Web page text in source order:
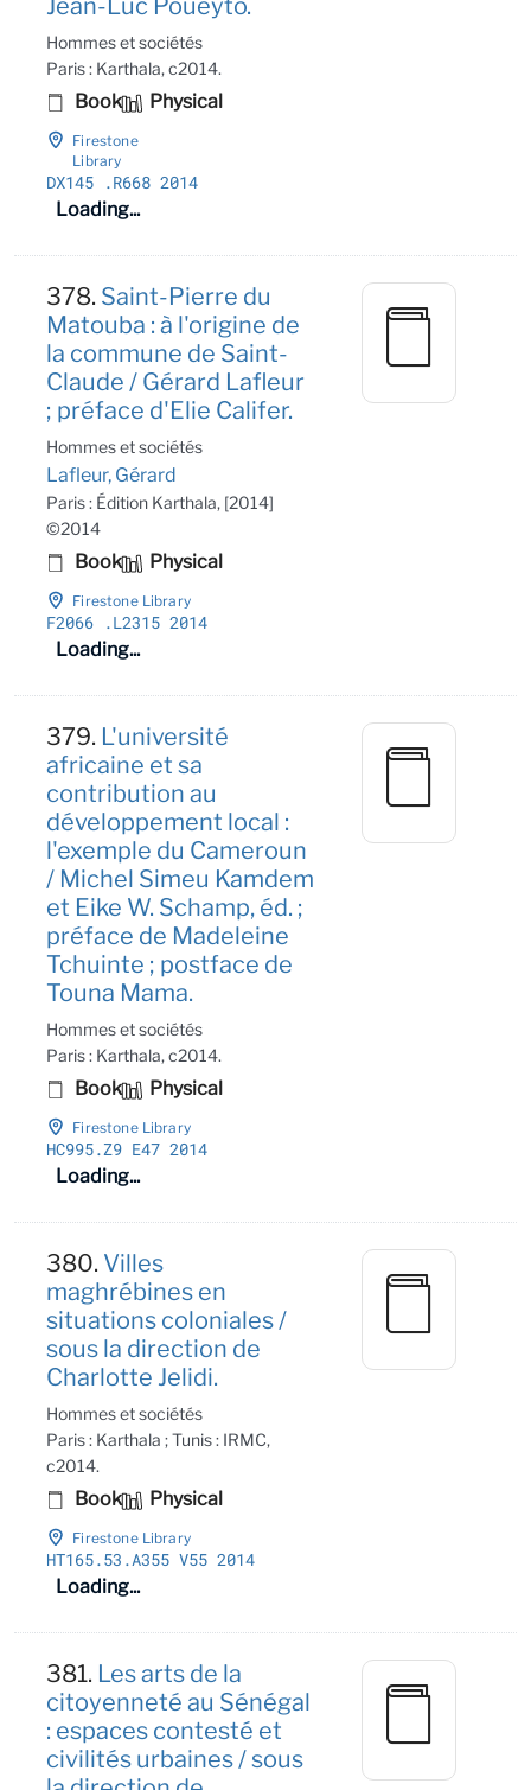
Jean-Luc Poueyto.
Hommes et sociétés
Paris : Karthala, c2014.
Book Physical
Firestone
Library
DX145 .R668 2014
Loading...
378. Saint-Pierre du
Matouba : à l'origine de
la commune de Saint-
Claude / Gérard Lafleur
; préface d'Elie Califer.
Hommes et sociétés
Lafleur, Gérard
Paris : Édition Karthala, [2014]
©2014
Book Physical
Firestone Library
F2066 .L2315 2014
Loading...
379. L'université
africaine et sa
contribution au
développement local :
l'exemple du Cameroun
/ Michel Simeu Kamdem
et Eike W. Schamp, éd. ;
préface de Madeleine
Tchuinte ; postface de
Touna Mama.
Hommes et sociétés
Paris : Karthala, c2014.
Book Physical
Firestone Library
HC995.Z9 E47 2014
Loading...
380. Villes
maghrébines en
situations coloniales /
sous la direction de
Charlotte Jelidi.
Hommes et sociétés
Paris : Karthala ; Tunis : IRMC,
c2014.
Book Physical
Firestone Library
HT165.53 .A355 V55 2014
Loading...
381. Les arts de la
citoyenneté au Sénégal
: espaces contesté et
civilités urbaines / sous